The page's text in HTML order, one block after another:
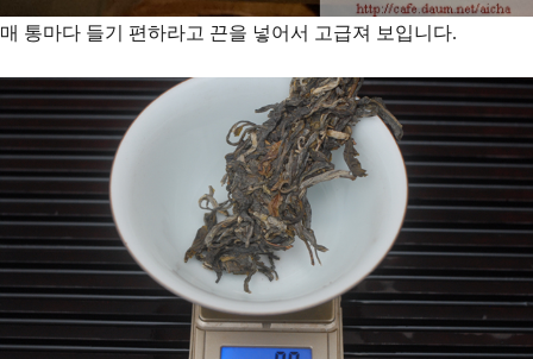
매 통마다 들기 편하라고 끈을 넣어서 고급져 보입니다.